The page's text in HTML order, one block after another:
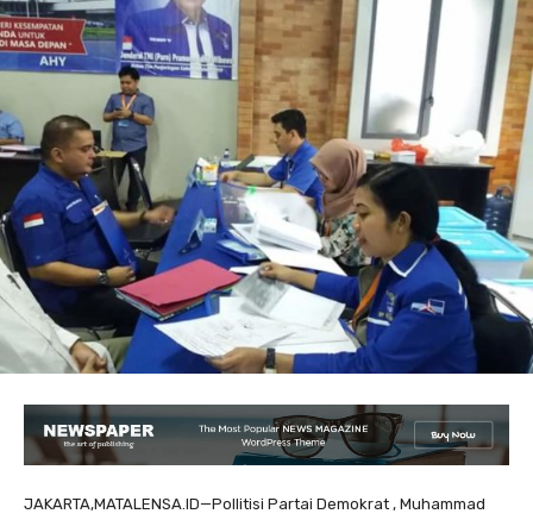
JAKARTA,MATALENSA.ID—Pollitisi Partai Demokrat , Muhammad